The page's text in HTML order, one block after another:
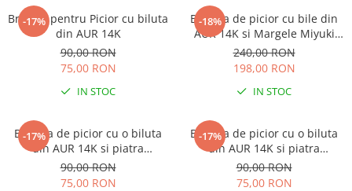
-17%
Bratara pentru Picior cu biluta
din AUR 14K
90,00 RON
75,00 RON
IN STOC
-18%
Bratara de picior cu bile din
AUR 14K si Margele Miyuki
Albe, snur albastru deschis
reglabil
240,00 RON
198,00 RON
IN STOC
-17%
Bratara de picior cu o biluta
din AUR 14K si piatra
Naturala Agat
90,00 RON
75,00 RON
-17%
Bratara de picior cu o biluta
din AUR 14K si piatra
Naturala Lava
90,00 RON
75,00 RON